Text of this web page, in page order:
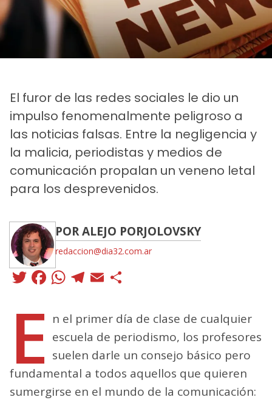
El furor de las redes sociales le dio un
impulso fenomenalmente peligroso a
las noticias falsas. Entre la negligencia y
la malicia, periodistas y medios de
comunicación propalan un veneno letal
para los desprevenidos.
POR ALEJO PORJOLOVSKY
redaccion@dia32.com.ar
Twitter
Facebook
WhatsApp
Telegram
Email
E n el primer día de clase de cualquier
escuela de periodismo, los profesores
suelen darle un consejo básico pero
fundamental a todos aquellos que quieren
sumergirse en el mundo de la comunicación: